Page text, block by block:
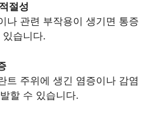
절성
나 관련 부작용이 생기면 통증
습니다.
트 주위에 생긴 염증이나 감염
할 수 있습니다.